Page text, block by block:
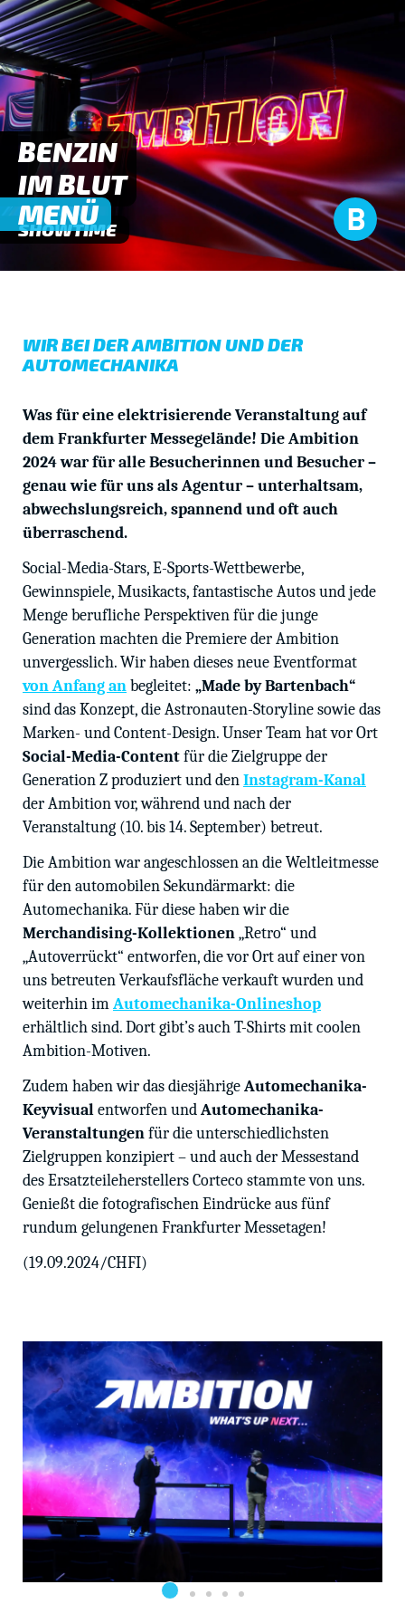
MENÜ
BENZIN
IM BLUT
SHOWTIME
WIR BEI DER AMBITION UND DER
AUTOMECHANIKA
Was für eine elektrisierende Veranstaltung auf
dem Frankfurter Messegelände! Die Ambition
2024 war für alle Besucherinnen und Besucher –
genau wie für uns als Agentur – unterhaltsam,
abwechslungsreich, spannend und oft auch
überraschend.
Social-Media-Stars, E-Sports-Wettbewerbe,
Gewinnspiele, Musikacts, fantastische Autos und jede
Menge berufliche Perspektiven für die junge
Generation machten die Premiere der Ambition
unvergesslich. Wir haben dieses neue Eventformat
von Anfang anbegleitet: „Made by Bartenbach“
sind das Konzept, die Astronauten-Storyline sowie das
Marken- und Content-Design. Unser Team hat vor Ort
Social-Media-Contentfür die Zielgruppe der
Generation Z produziert und denInstagram-Kanal
der Ambition vor, während und nach der
Veranstaltung (10. bis 14. September) betreut.
Die Ambition war angeschlossen an die Weltleitmesse
für den automobilen Sekundärmarkt: die
Automechanika. Für diese haben wir die
Merchandising-Kollektionen„Retro“ und
„Autoverrückt“ entworfen, die vor Ort auf einer von
uns betreuten Verkaufsfläche verkauft wurden und
weiterhin imAutomechanika-Onlineshop
erhältlich sind. Dort gibt’s auch T-Shirts mit coolen
Ambition-Motiven.
Zudem haben wir das diesjährigeAutomechanika-
Keyvisualentworfen undAutomechanika-
Veranstaltungenfür die unterschiedlichsten
Zielgruppen konzipiert – und auch der Messestand
des Ersatzteileherstellers Corteco stammte von uns.
Genießt die fotografischen Eindrücke aus fünf
rundum gelungenen Frankfurter Messetagen!
(19.09.2024/CHFI)